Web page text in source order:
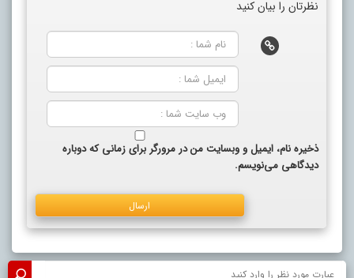
نظرتان را بیان کنید
ذخیره نام، ایمیل و وبسایت من در مرورگر برای زمانی که دوباره
دیدگاهی می‌نویسم.